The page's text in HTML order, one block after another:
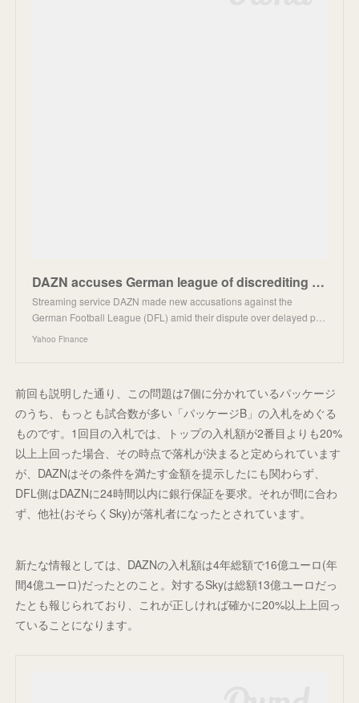
DAZN accuses German league of discrediting the company's credibility
Streaming service DAZN made new accusations against the
German Football League (DFL) amid their dispute over delayed p…
Yahoo Finance
前回も説明した通り、この問題は7個に分かれているパッケージ
のうち、もっとも試合数が多い「パッケージB」の入札をめぐる
ものです。1回目の入札では、トップの入札額が2番目よりも20%
以上上回った場合、その時点で落札が決まると定められています
が、DAZNはその条件を満たす金額を提示したにも関わらず、
DFL側はDAZNに24時間以内に銀行保証を要求。それが間に合わ
ず、他社(おそらくSky)が落札者になったとされています。
新たな情報としては、DAZNの入札額は4年総額で16億ユーロ(年
間4億ユーロ)だったとのこと。対するSkyは総額13億ユーロだっ
たとも報じられており、これが正しければ確かに20%以上上回っ
ていることになります。